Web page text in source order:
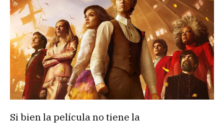
Si bien la película no tiene la